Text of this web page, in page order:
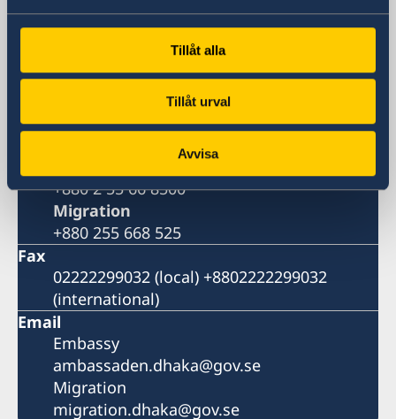
Tillåt alla
Tillåt urval
Avvisa
Postal address
Embassy of Sweden
Bay's Edgewater, 6th Floor
Gulshan 2
Bangladesh
+880 2 55 66 8500
Migration
+880 255 668 525
Fax
02222299032 (local) +8802222299032
(international)
Email
Embassy
ambassaden.dhaka@gov.se
Migration
migration.dhaka@gov.se